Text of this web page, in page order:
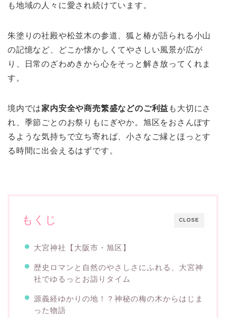
も地域の人々に愛され続けています。
朱塗りの社殿や松並木の参道、狐と椿が語られる小山
の記憶など、どこか懐かしくてやさしい風景が広が
り、日常のざわめきから心をそっと解き放ってくれま
す。
境内では家内安全や商売繁盛などのご利益 も大切にさ
れ、季節ごとのお祭りもにぎやか。旭区をおさんぽす
るような気持ちで立ち寄れば、小さなご縁とほっとす
る時間に出会えるはずです。
CLOSE
もくじ
大宮神社【大阪市・旭区】
歴史ロマンと自然のやさしさにふれる、大宮神
社でゆるっとお詣りタイム
源義経ゆかりの地！？神秘の梅の木からはじま
った物語